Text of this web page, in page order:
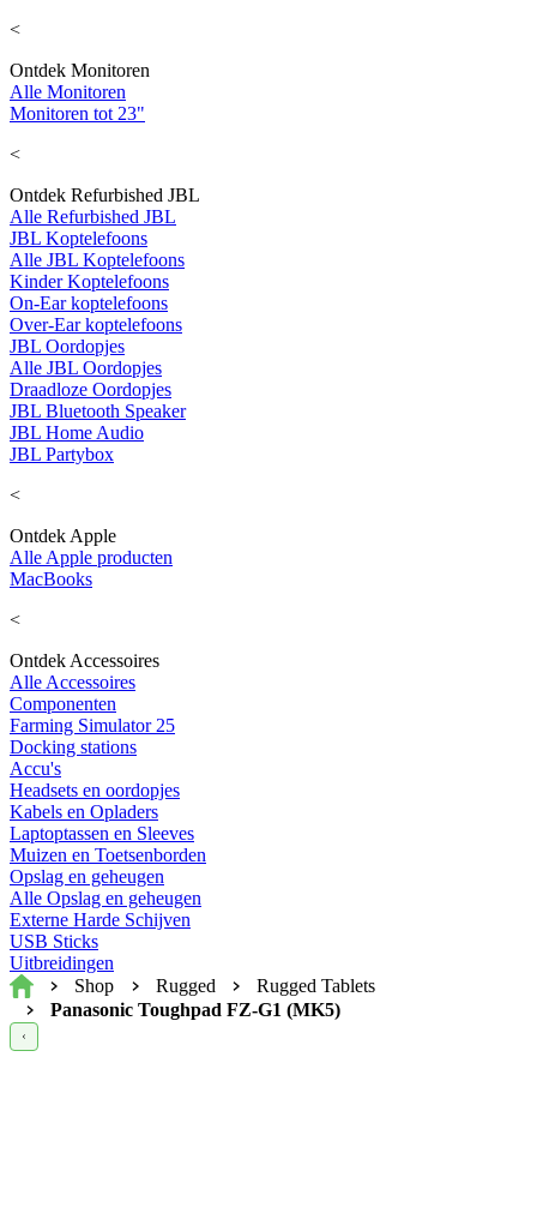
<
Ontdek Monitoren
Alle Monitoren
Monitoren tot 23"
<
Ontdek Refurbished JBL
Alle Refurbished JBL
JBL Koptelefoons
Alle JBL Koptelefoons
Kinder Koptelefoons
On-Ear koptelefoons
Over-Ear koptelefoons
JBL Oordopjes
Alle JBL Oordopjes
Draadloze Oordopjes
JBL Bluetooth Speaker
JBL Home Audio
JBL Partybox
<
Ontdek Apple
Alle Apple producten
MacBooks
<
Ontdek Accessoires
Alle Accessoires
Componenten
Farming Simulator 25
Docking stations
Accu's
Headsets en oordopjes
Kabels en Opladers
Laptoptassen en Sleeves
Muizen en Toetsenborden
Opslag en geheugen
Alle Opslag en geheugen
Externe Harde Schijven
USB Sticks
Uitbreidingen
Home
Shop Rugged
Rugged Tablets
Panasonic Toughpad FZ-G1 (MK5)